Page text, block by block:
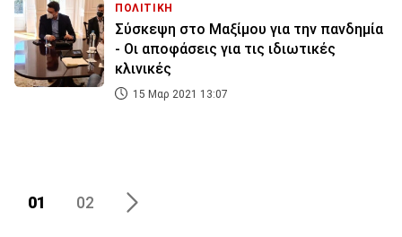
ΠΟΛΙΤΙΚΗ
Σύσκεψη στο Μαξίμου για την πανδημία
- Οι αποφάσεις για τις ιδιωτικές
κλινικές
15 Μαρ 2021 13:07
01 02